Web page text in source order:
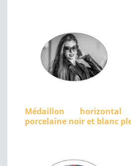
Médaillon
porcelaine noir et blanc